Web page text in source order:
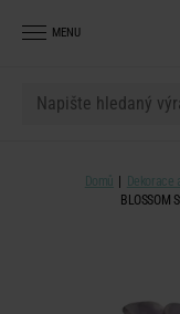
MENU
Domů Dekorace
BLOSSOM